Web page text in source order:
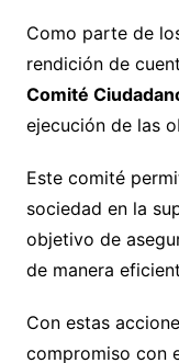
Como parte de
rendición de
Comité
ejecución de las
Este comité
sociedad en la
objetivo de
de manera
Con estas
compromiso con